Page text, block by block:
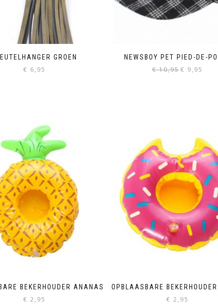
GROEN
€ 6,95
NEWSBOY PET PIED-DE-
€10,95€ 9,95
BEKERHOUDER ANANAS
€ 2,95
OPBLAASBARE
€ 2,95